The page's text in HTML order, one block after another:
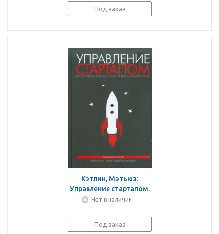
начала
Под заказ
Кэтлин, Мэтьюз:
Управление стартапом.
Как руководить
этапах роста
Нет в наличии
Под заказ